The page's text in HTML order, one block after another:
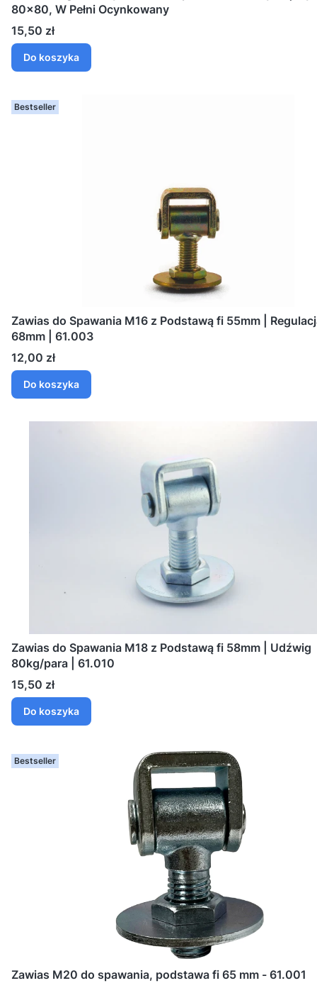
80x80, W Pełni Ocynkowany
Cena
15,50 zł
Do koszyka
Bestseller
Zawias do Spawania M16 z Podstawą fi 55mm |
68mm | 61.003
Cena
12,00 zł
Do koszyka
Zawias do Spawania M18 z Podstawą fi 58mm | Udźwig
80kg/para | 61.010
Cena
15,50 zł
Do koszyka
Bestseller
Zawias M20 do spawania, podstawa fi 65 mm - 61.001